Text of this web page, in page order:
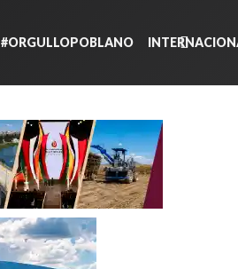
#ORGULLOPOBLANO